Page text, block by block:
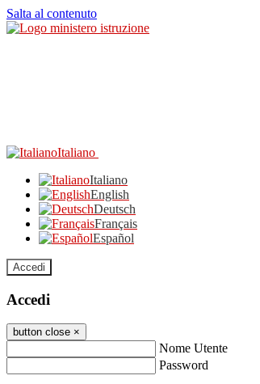
Salta al contenuto
Italiano
Italiano
English
Deutsch
Français
Español
Accedi
Accedi
button close ×
Nome Utente
Password